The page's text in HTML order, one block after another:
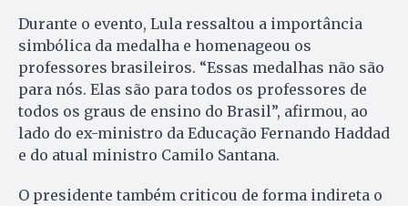
Durante o evento, Lula ressaltou a importância
simbólica da medalha e homenageou os
professores brasileiros. “Essas medalhas não são
para nós. Elas são para todos os professores de
todos os graus de ensino do Brasil”, afirmou, ao
lado do ex-ministro da Educação Fernando Haddad
e do atual ministro Camilo Santana.
O presidente também criticou de forma indireta o